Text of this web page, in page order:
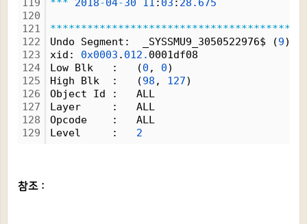
119
120
121
122
123
124
125
126
127
128
129
*** 2018-04-30 11 : 03 : 28. 675
***************************************
Undo Segment:  _SYSSMU9_3050522976$ (9)
xid: 0x0003 . 012. 0001df08
Low Blk   :   (0 , 0)
High Blk  :   (98 , 127)
Object Id :   ALL
Layer     :   ALL
Opcode    :   ALL
Level     : 2
참조 :